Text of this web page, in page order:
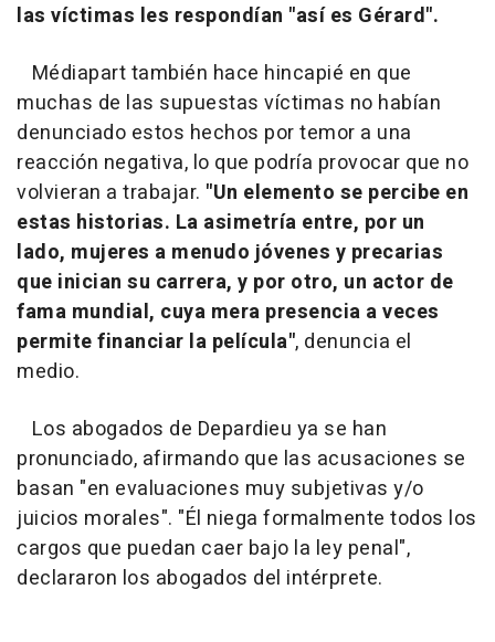
las víctimas les respondían "así es Gérard".
Médiapart también hace hincapié en que
muchas de las supuestas víctimas no habían
denunciado estos hechos por temor a una
reacción negativa, lo que podría provocar que no
volvieran a trabajar. "Un elemento se percibe en
estas historias. La asimetría entre, por un
lado, mujeres a menudo jóvenes y precarias
que inician su carrera, y por otro, un actor de
fama mundial, cuya mera presencia a veces
permite financiar la película", denuncia el
medio.
Los abogados de Depardieu ya se han
pronunciado, afirmando que las acusaciones se
basan "en evaluaciones muy subjetivas y/o
juicios morales". "Él niega formalmente todos los
cargos que puedan caer bajo la ley penal",
declararon los abogados del intérprete.